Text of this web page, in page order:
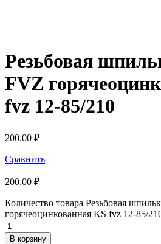
Резьбовая
FVZ
fvz 12-85/210
200.00 ₽
Сравнить
200.00 ₽
Количество товара Резьбовая
горячеоцинкованная KS fvz 12-85/
В корзину